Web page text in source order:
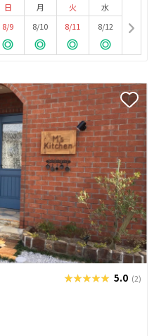
日
8/9
月
8/10
火
8/11
水
8/12
★★★★★
★★★★★ 5.0 (2)